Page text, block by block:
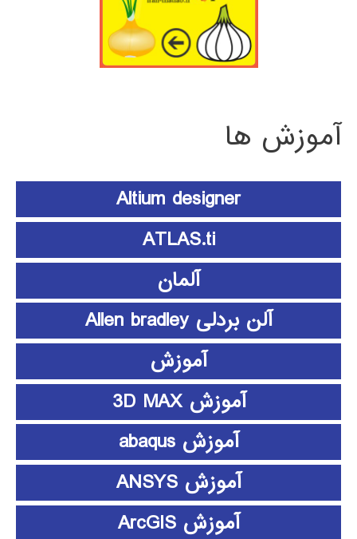
آموزش ها
Altium designer
ATLAS.ti
آلمان
آلن بردلی Allen bradley
آموزش
آموزش 3D MAX
آموزش abaqus
آموزش ANSYS
آموزش ArcGIS